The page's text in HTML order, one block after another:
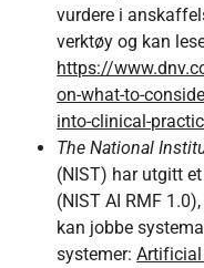
vurdere i
verktøy og kan
https://
on-what-to-
into-clinical-
The National
(NIST) har utgitt
(NIST AI RMF
kan jobbe
systemer:Artificial